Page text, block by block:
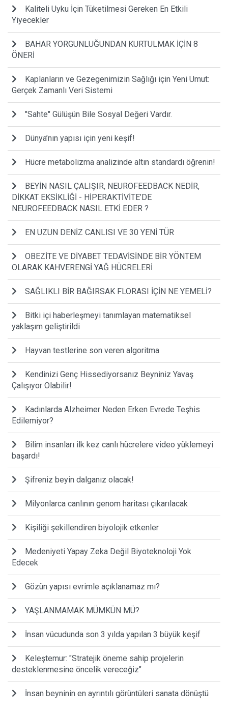
Kaliteli Uyku İçin Tüketilmesi Gereken En Etkili
Yiyecekler
BAHAR YORGUNLUĞUNDAN KURTULMAK İÇİN 8
ÖNERİ
Kaplanların ve Gezegenimizin Sağlığı için Yeni Umut:
Gerçek Zamanlı Veri Sistemi
"Sahte" Gülüşün Bile Sosyal Değeri Vardır.
Dünya’nın yapısı için yeni keşif!
Hücre metabolizma analizinde altın standardı öğrenin!
BEYİN NASIL ÇALIŞIR, NEUROFEEDBACK NEDİR,
DİKKAT EKSİKLİĞİ - HİPERAKTİVİTE’DE
NEUROFEEDBACK NASIL ETKİ EDER ?
EN UZUN DENİZ CANLISI VE 30 YENİ TÜR
OBEZİTE VE DİYABET TEDAVİSİNDE BİR YÖNTEM
OLARAK KAHVERENGİ YAĞ HÜCRELERİ
SAĞLIKLI BİR BAĞIRSAK FLORASI İÇİN NE YEMELİ?
Bitki içi haberleşmeyi tanımlayan matematiksel
yaklaşım geliştirildi
Hayvan testlerine son veren algoritma
Kendinizi Genç Hissediyorsanız Beyniniz Yavaş
Çalışıyor Olabilir!
Kadınlarda Alzheimer Neden Erken Evrede Teşhis
Edilemiyor?
Bilim insanları ilk kez canlı hücrelere video yüklemeyi
başardı!
Şifreniz beyin dalganız olacak!
Milyonlarca canlının genom haritası çıkarılacak
Kişiliği şekillendiren biyolojik etkenler
Medeniyeti Yapay Zeka Değil Biyoteknoloji Yok
Edecek
Gözün yapısı evrimle açıklanamaz mı?
YAŞLANMAMAK MÜMKÜN MÜ?
İnsan vücudunda son 3 yılda yapılan 3 büyük keşif
Keleştemur: "Stratejik öneme sahip projelerin
desteklenmesine öncelik vereceğiz"
İnsan beyninin en ayrıntılı görüntüleri sanata dönüştü